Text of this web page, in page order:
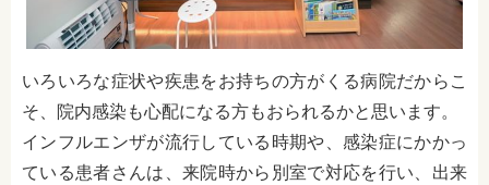
いろいろな症状や疾患をお持ちの方がくる病院だからこ
そ、院内感染も心配になる方もおられるかと思います。
インフルエンザが流行している時期や、感染症にかかっ
ている患者さんは、来院時から別室で対応を行い、出来